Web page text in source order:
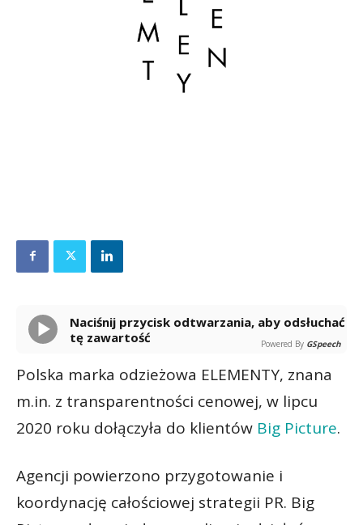
Naciśnij przycisk odtwarzania, aby odsłuchać
tę zawartość
Powered By GSpeech
Polska marka odzieżowa ELEMENTY, znana
m.in. z transparentności cenowej, w lipcu
2020 roku dołączyła do klientów Big Picture.
Agencji powierzono przygotowanie i
koordynację całościowej strategii PR. Big